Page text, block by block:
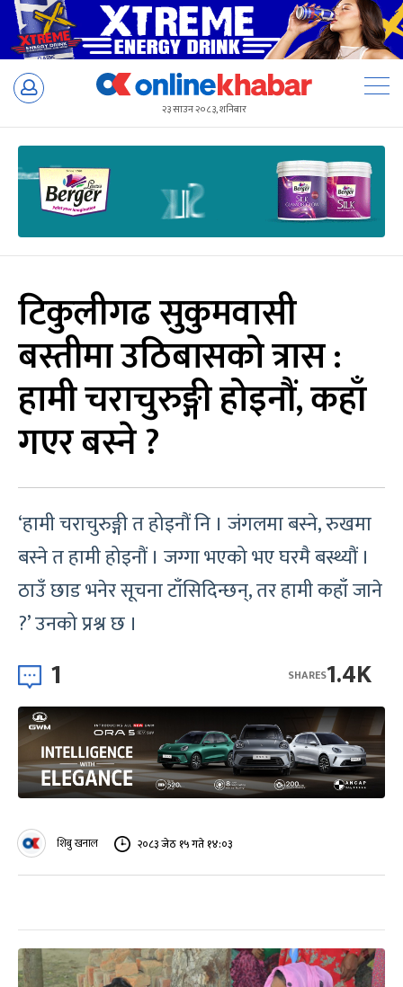
Skip
२३ साउन २०८३, शनिबार
टिकुलीगढ सुकुमवासी
बस्तीमा उठिबासको त्रास :
हामी चराचुरुङ्गी होइनौं, कहाँ
गएर बस्ने ?
‘हामी चराचुरुङ्गी त होइनौं नि । जंगलमा बस्ने, रुखमा
बस्ने त हामी होइनौं । जग्गा भएको भए घरमै बस्थ्यौं ।
ठाउँ छाड भनेर सूचना टाँसिदिन्छन्, तर हामी कहाँ जाने
?’ उनको प्रश्न छ ।
1 1.4K
SHARES
शिबु खनाल २०८३ जेठ १५ गते १४:०३